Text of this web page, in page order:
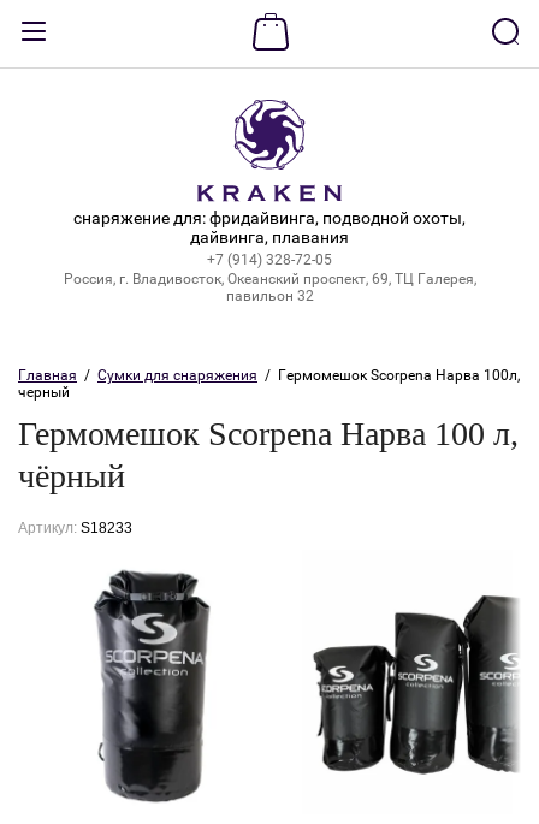
снаряжение для: фридайвинга, подводной охоты,
дайвинга, плавания
+7 (914) 328-72-05
Россия, г. Владивосток, Океанский проспект, 69, ТЦ Галерея,
павильон 32
Главная
  /
Сумки для снаряжения
  /  Гермомешок Scorpena Нарва 100л,
черный
Гермомешок Scorpena Нарва 100 л,
чёрный
Артикул: S18233